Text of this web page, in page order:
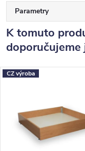
Parametry
K tomuto
CZ výroba